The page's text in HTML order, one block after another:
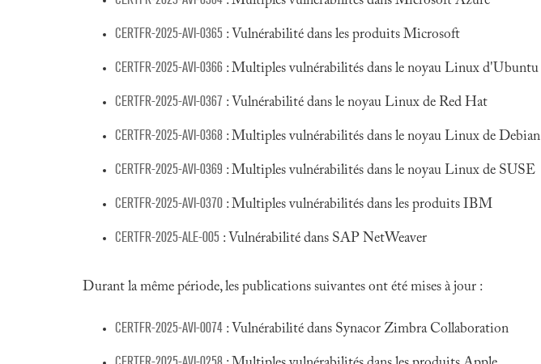
CERTFR-2025-AVI-0365 : Vulnérabilité dans les produits Microsoft
CERTFR-2025-AVI-0366 : Multiples vulnérabilités dans le noyau Linux d'Ubuntu
CERTFR-2025-AVI-0367 : Vulnérabilité dans le noyau Linux de Red Hat
CERTFR-2025-AVI-0368 : Multiples vulnérabilités dans le noyau Linux de Debian
CERTFR-2025-AVI-0369 : Multiples vulnérabilités dans le noyau Linux de SUSE
CERTFR-2025-AVI-0370 : Multiples vulnérabilités dans les produits IBM
CERTFR-2025-ALE-005 : Vulnérabilité dans SAP NetWeaver
Durant la même période, les publications suivantes ont été mises à jour :
CERTFR-2025-AVI-0074 : Vulnérabilité dans Synacor Zimbra Collaboration